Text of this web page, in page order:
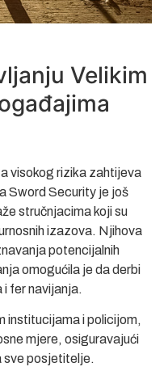
Velikim
visokog rizika zahtijeva
Sword Security je još
stručnjacima koji su
izazova. Njihova
potencijalnih
omogućila je da derbi
i fer navijanja.
institucijama i policijom,
mjere, osiguravajući
sve posjetitelje.